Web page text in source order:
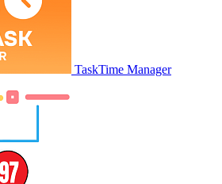
TaskTime Manager